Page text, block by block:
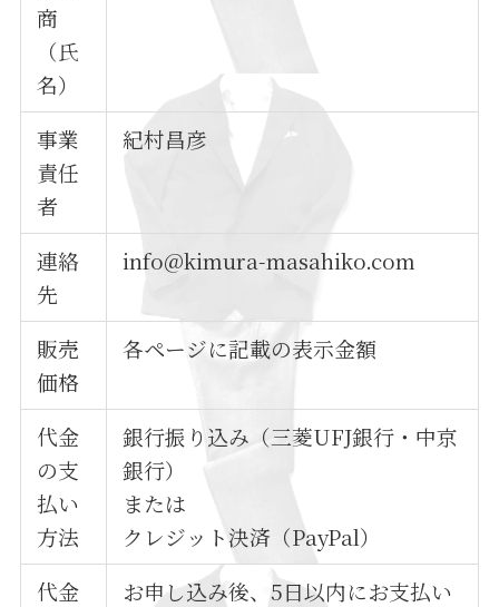
商
（氏
名）
事業
責任
者
紀村昌彦
連絡
先
info@kimura-masahiko.com
販売
価格
各ページに記載の表示金額
代金
の支
払い
方法
銀行振り込み（三菱UFJ銀行・中京
銀行）
または
クレジット決済（PayPal）
代金
お申し込み後、5日以内にお支払い